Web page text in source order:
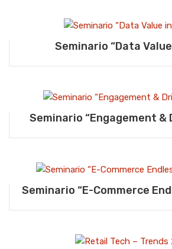
Seminario “Data
Seminario “Engagement &
Seminario “E-Commerce